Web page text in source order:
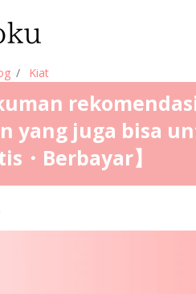
Kiat
yang juga bisa
・Berbayar】